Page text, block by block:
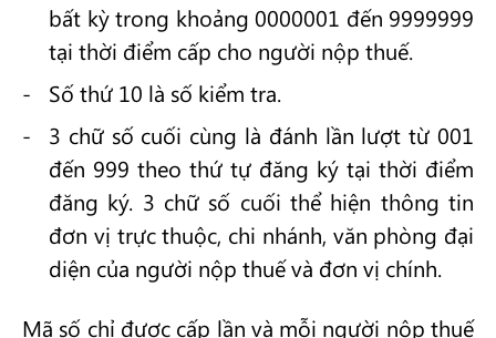
bất kỳ trong khoảng 0000001 đến 9999999
tại thời điểm cấp cho người nộp thuế.
Số thứ 10 là số kiểm tra.
3 chữ số cuối cùng là đánh lần lượt từ 001
đến 999 theo thứ tự đăng ký tại thời điểm
đăng ký. 3 chữ số cuối thể hiện thông tin
đơn vị trực thuộc, chi nhánh, văn phòng đại
diện của người nộp thuế và đơn vị chính.
Mã số chỉ được cấp lần và mỗi người nộp thuế